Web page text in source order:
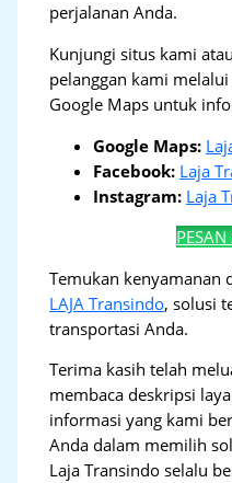
perjalanan Anda.
Kunjungi situs kami
pelanggan kami
Google Maps untuk
Google Maps:
Facebook: Laja
Instagram: Laja
PESAN
Temukan kenyamanan
LAJA Transindo, solusi
transportasi Anda.
Terima kasih telah
membaca deskripsi
informasi yang kami
Anda dalam memilih
Laja Transindo selalu